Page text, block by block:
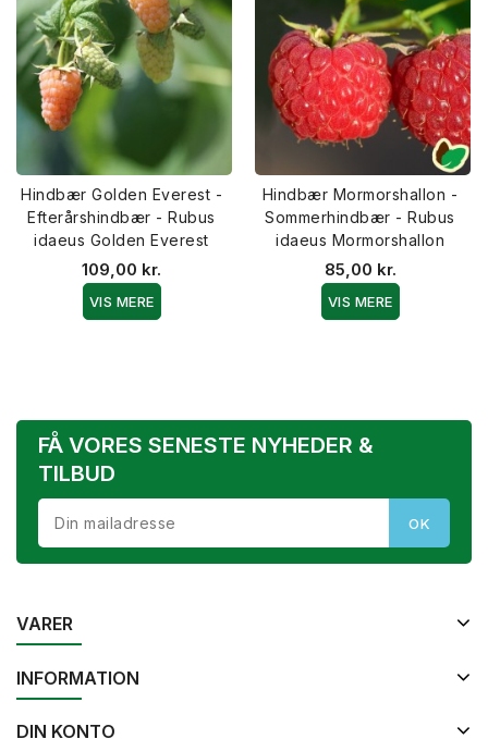
Hindbær Golden Everest -
Efterårshindbær - Rubus
idaeus Golden Everest
109,00 kr.
VIS MERE
Hindbær Mormorshallon -
Sommerhindbær - Rubus
idaeus Mormorshallon
85,00 kr.
VIS MERE
FÅ VORES SENESTE NYHEDER &
TILBUD
VARER
INFORMATION
DIN KONTO